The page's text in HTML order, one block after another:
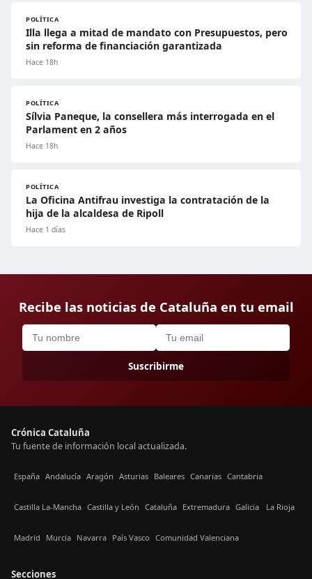
POLÍTICA
Illa llega a mitad de mandato con Presupuestos, pero
sin reforma de financiación garantizada
Hace 18h
POLÍTICA
Sílvia Paneque, la consellera más interrogada en el
Parlament en 2 años
Hace 18h
POLÍTICA
La Oficina Antifrau investiga la contratación de la
hija de la alcaldesa de Ripoll
Hace 1 días
Recibe las noticias de Cataluña en tu email
Suscribirme
Crónica Cataluña
Tu fuente de información local actualizada.
España Andalucía Aragón Asturias Baleares Canarias Cantabria
Castilla La-Mancha Castilla y León Cataluña Extremadura Galicia La Rioja
Madrid Murcia Navarra País Vasco Comunidad Valenciana
Secciones